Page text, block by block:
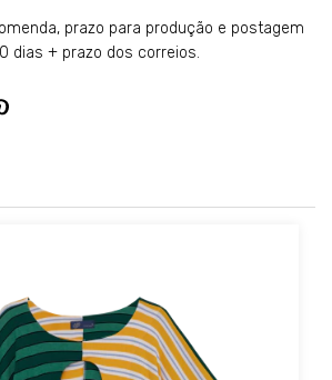
prazo para produção e postagem
dias + prazo dos correios.